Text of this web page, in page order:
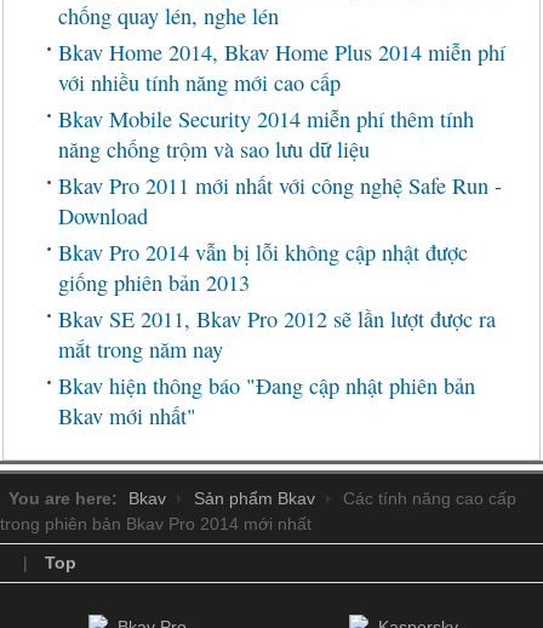
chống quay lén, nghe lén
Bkav Home 2014, Bkav Home Plus 2014 miễn phí
với nhiều tính năng mới cao cấp
Bkav Mobile Security 2014 miễn phí thêm tính
năng chống trộm và sao lưu dữ liệu
Bkav Pro 2011 mới nhất với công nghệ Safe Run -
Download
Bkav Pro 2014 vẫn bị lỗi không cập nhật được
giống phiên bản 2013
Bkav SE 2011, Bkav Pro 2012 sẽ lần lượt được ra
mắt trong năm nay
Bkav hiện thông báo "Đang cập nhật phiên bản
Bkav mới nhất"
You are here: Bkav Sản phẩm Bkav
Các tính năng cao cấp
trong phiên bản Bkav Pro 2014 mới nhất
|
Top